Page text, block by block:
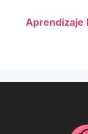
Aprendizaje